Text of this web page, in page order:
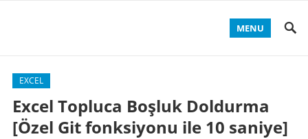
MENU
EXCEL
Excel Topluca Boşluk Doldurma
[Özel Git fonksiyonu ile 10 saniye]